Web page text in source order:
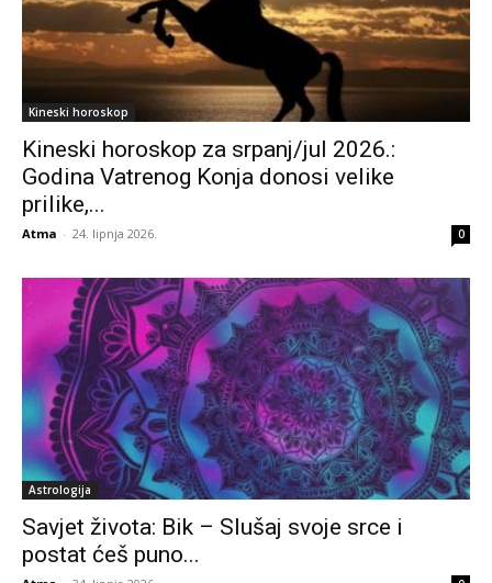
Kineski horoskop
Kineski horoskop za srpanj/jul 2026.:
Godina Vatrenog Konja donosi velike
prilike,...
Atma - 24. lipnja 2026. 0
Astrologija
Savjet života: Bik – Slušaj svoje srce i
postat ćeš puno...